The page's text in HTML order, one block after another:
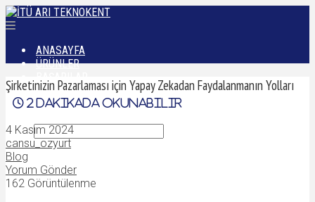
ANASAYFA
ÜRÜNLER
BAŞARILAR
DÜNYADAN
İLETIŞIM
Şirketinizin Pazarlaması için Yapay Zekadan Faydalanmanın Yolları
2 dakikada okunabilir
4 Kasım 2024
cansu_ozyurt
Blog
Yorum Gönder
162 Görüntülenme